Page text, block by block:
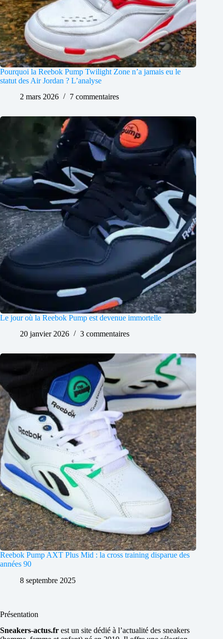
Pourquoi la Reebok Pump Twilight Zone n’a jamais eu le
statut des Air Jordan ? L’analyse
2 mars 2026
7 commentaires
Le jour où la Reebok Pump est devenue immortelle
20 janvier 2026
3 commentaires
Reebok Pump AXT Plus Mid : la cross training disparue des
années 90
8 septembre 2025
Présentation
Sneakers-actus.fr est un site dédié à l’actualité des sneakers